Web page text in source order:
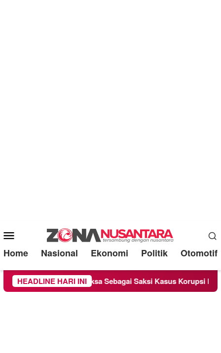
Mobile
Menu
Home Nasional Ekonomi Politik Otomotif
HEADLINE HARI INI
Chandra Diperiksa Sebagai Saksi Kasus Korupsi Bibit